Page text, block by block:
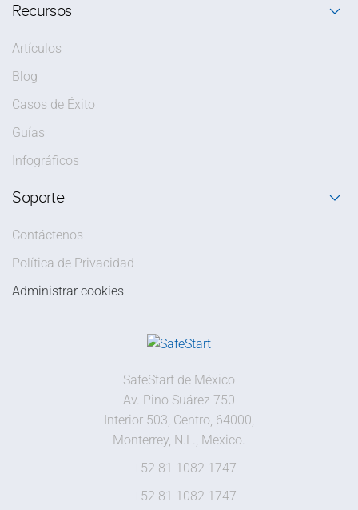
Recursos
Artículos
Blog
Casos de Éxito
Guías
Infográficos
Soporte
Contáctenos
Política de Privacidad
Administrar cookies
SafeStart de México
Av. Pino Suárez 750
Interior 503, Centro, 64000,
Monterrey, N.L., Mexico.
+52 81 1082 1747
+52 81 1082 1747